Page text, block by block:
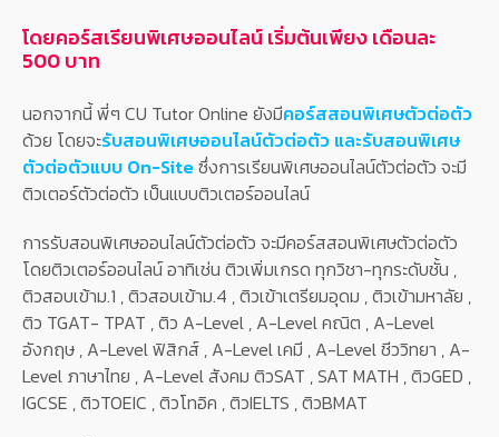
โดยคอร์สเรียนพิเศษออนไลน์ เริ่มต้นเพียง เดือนละ
500 บาท
นอกจากนี้ พี่ๆ CU Tutor Online ยังมีคอร์สสอนพิเศษตัวต่อตัว
ด้วย โดยจะรับสอนพิเศษออนไลน์ตัวต่อตัว และรับสอนพิเศษ
ตัวต่อตัวแบบ On-Siteซึ่งการเรียนพิเศษออนไลน์ตัวต่อตัว จะมี
ติวเตอร์ตัวต่อตัว เป็นแบบติวเตอร์ออนไลน์
การรับสอนพิเศษออนไลน์ตัวต่อตัว จะมีคอร์สสอนพิเศษตัวต่อตัว
โดยติวเตอร์ออนไลน์ อาทิเช่น ติวเพิ่มเกรด ทุกวิชา-ทุกระดับชั้น ,
ติวสอบเข้าม.1 , ติวสอบเข้าม.4 , ติวเข้าเตรียมอุดม , ติวเข้ามหาลัย ,
ติว TGAT- TPAT , ติว A-Level , A-Level คณิต , A-Level
อังกฤษ , A-Level ฟิสิกส์ , A-Level เคมี , A-Level ชีววิทยา , A-
Level ภาษาไทย , A-Level สังคม ติวSAT , SAT MATH , ติวGED ,
IGCSE , ติวTOEIC , ติวโทอิค , ติวIELTS , ติวBMAT